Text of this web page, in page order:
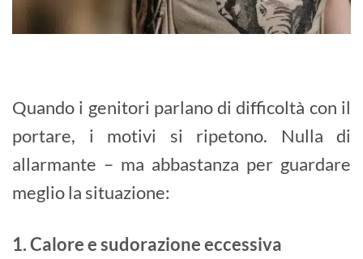
Quando i genitori parlano di difficoltà con il
portare, i motivi si ripetono. Nulla di
allarmante – ma abbastanza per guardare
meglio la situazione:
1. Calore e sudorazione eccessiva